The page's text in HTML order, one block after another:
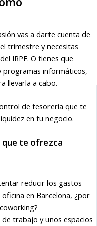
vas a darte cuenta de
trimestre y necesitas
IRPF. O tienes que
programas informáticos,
llevarla a cabo.
de tesorería que te
en tu negocio.
que te ofrezca
reducir los gastos
en Barcelona, ¿por
trabajo y unos espacios